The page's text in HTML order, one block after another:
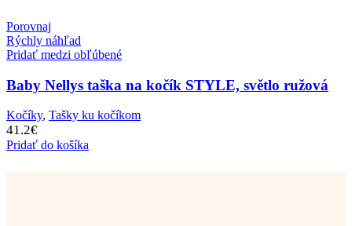
Porovnaj
Rýchly náhľad
Pridať medzi obľúbené
Baby Nellys taška na kočík STYLE, světlo ružová
Kočíky, Tašky ku kočíkom
41.2€
Pridať do košíka